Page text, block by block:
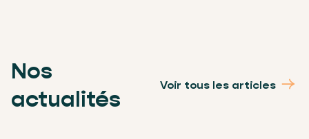
Nos
actualités
Voir tous les articles